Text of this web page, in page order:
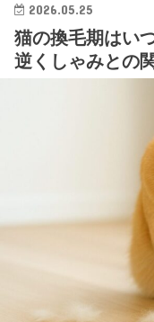
2026.05.25
猫の換毛期はい
逆くしゃみとの